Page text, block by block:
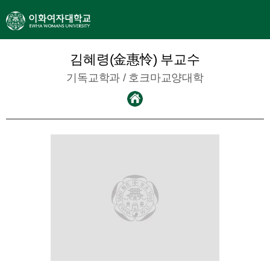
김혜령(金惠怜) 부교수
기독교학과 / 호크마교양대학